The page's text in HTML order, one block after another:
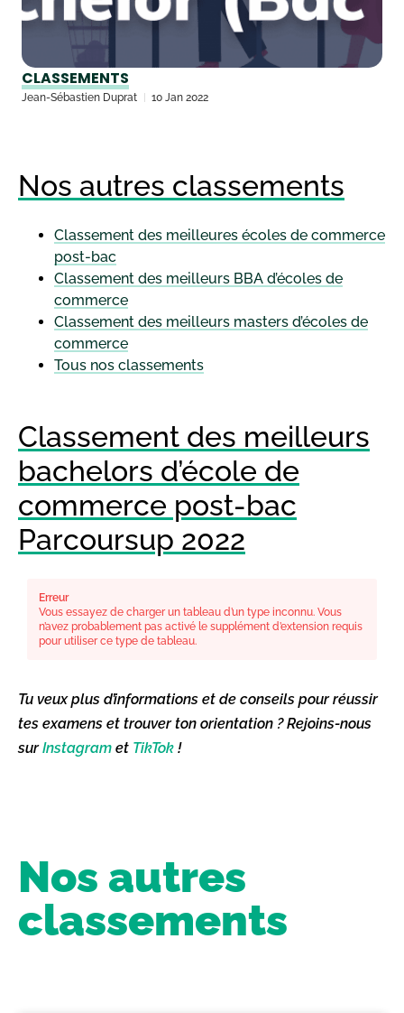
CLASSEMENTS
Jean-Sébastien Duprat 10 Jan 2022
Nos autres classements
Classement des meilleures écoles de commerce
post-bac
Classement des meilleurs BBA d’écoles de
commerce
Classement des meilleurs masters d’écoles de
commerce
Tous nos classements
Classement des meilleurs
bachelors d’école de
commerce post-bac
Parcoursup 2022
Erreur
Vous essayez de charger un tableau d’un type inconnu. Vous
n’avez probablement pas activé le supplément d’extension requis
pour utiliser ce type de tableau.
Tu veux plus d’informations et de conseils pour réussir
tes examens et trouver ton orientation ? Rejoins-nous
surInstagram et TikTok !
Nos autres
classements